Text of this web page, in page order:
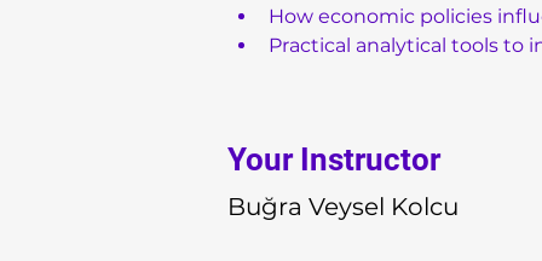
How economic policies
Practical analytical tools to
Your Instructor
Buğra Veysel Kolcu